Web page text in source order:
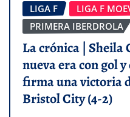
LIGA F
LIGA F
PRIMERA IBERDROLA
La crónica | Sheila
nueva era con gol
firma una victoria
Bristol City (4-2)